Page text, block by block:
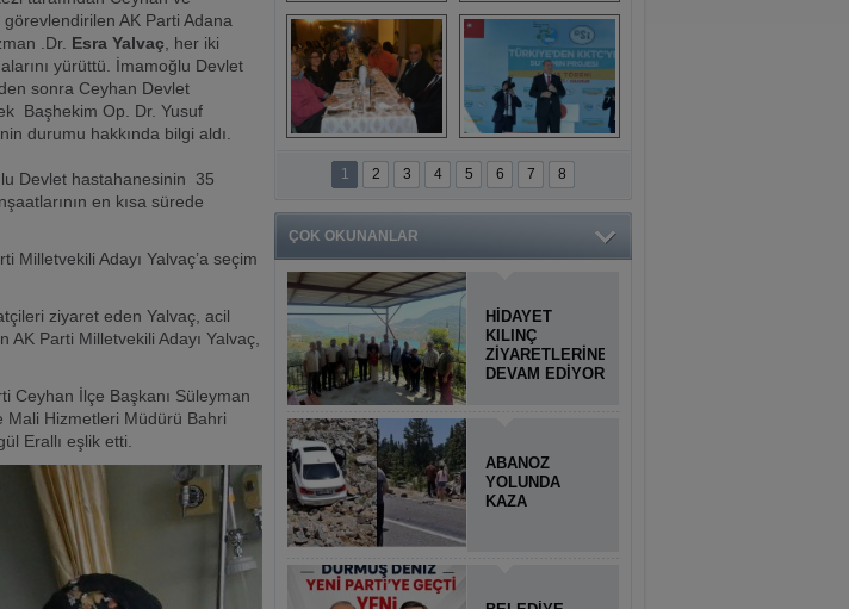
AK Parti Adana
.Dr. Esra Yalvaç , her iki
yürüttü. İmamoğlu Devlet
sonra Ceyhan Devlet
Başhekim Op. Dr. Yusuf
durumu hakkında bilgi aldı.
Devlet hastahanesinin 35
en kısa sürede
Milletvekili Adayı Yalvaç’a seçim
ziyaret eden Yalvaç, acil
Parti Milletvekili Adayı Yalvaç,
Ceyhan İlçe Başkanı Süleyman
Mali Hizmetleri Müdürü Bahri
Erallı eşlik etti.
Titiopolis Antik
Kenti tanıtımı
Doğan Cüceloğlu,
İstanbul’da Mersinli
hemşerileriyle
buluştu
Anamurlular
Buluşması
KKTC’ye Su Temin
Projesi açılışı
1 2 3 4 5 6 7 8
ÇOK OKUNANLAR
HİDAYET
KILINÇ
ZİYARETLERİNE
DEVAM EDİYOR
ABANOZ
YOLUNDA
KAZA